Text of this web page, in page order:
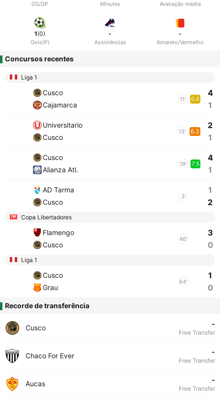
GS/GP Minutes Avaliação média
1(0)
Gols(P)
-
Assistências
-
Amarelo/Vermelho
Concursos recentes
Liga 1
Cusco
Cajamarca
11' 6.6
4
1
Universitario
Cusco
13' 6.3
2
1
Cusco
Alianza Atl.
19' 7.5
4
1
AD Tarma
Cusco
3'
1
2
Copa Libertadores
Flamengo
Cusco
46'
3
0
Liga 1
Cusco
Grau
64'
1
0
Recorde de transferência
Cusco -
Free Transfer
Chaco For Ever -
Free Transfer
Aucas -
Free Transfer